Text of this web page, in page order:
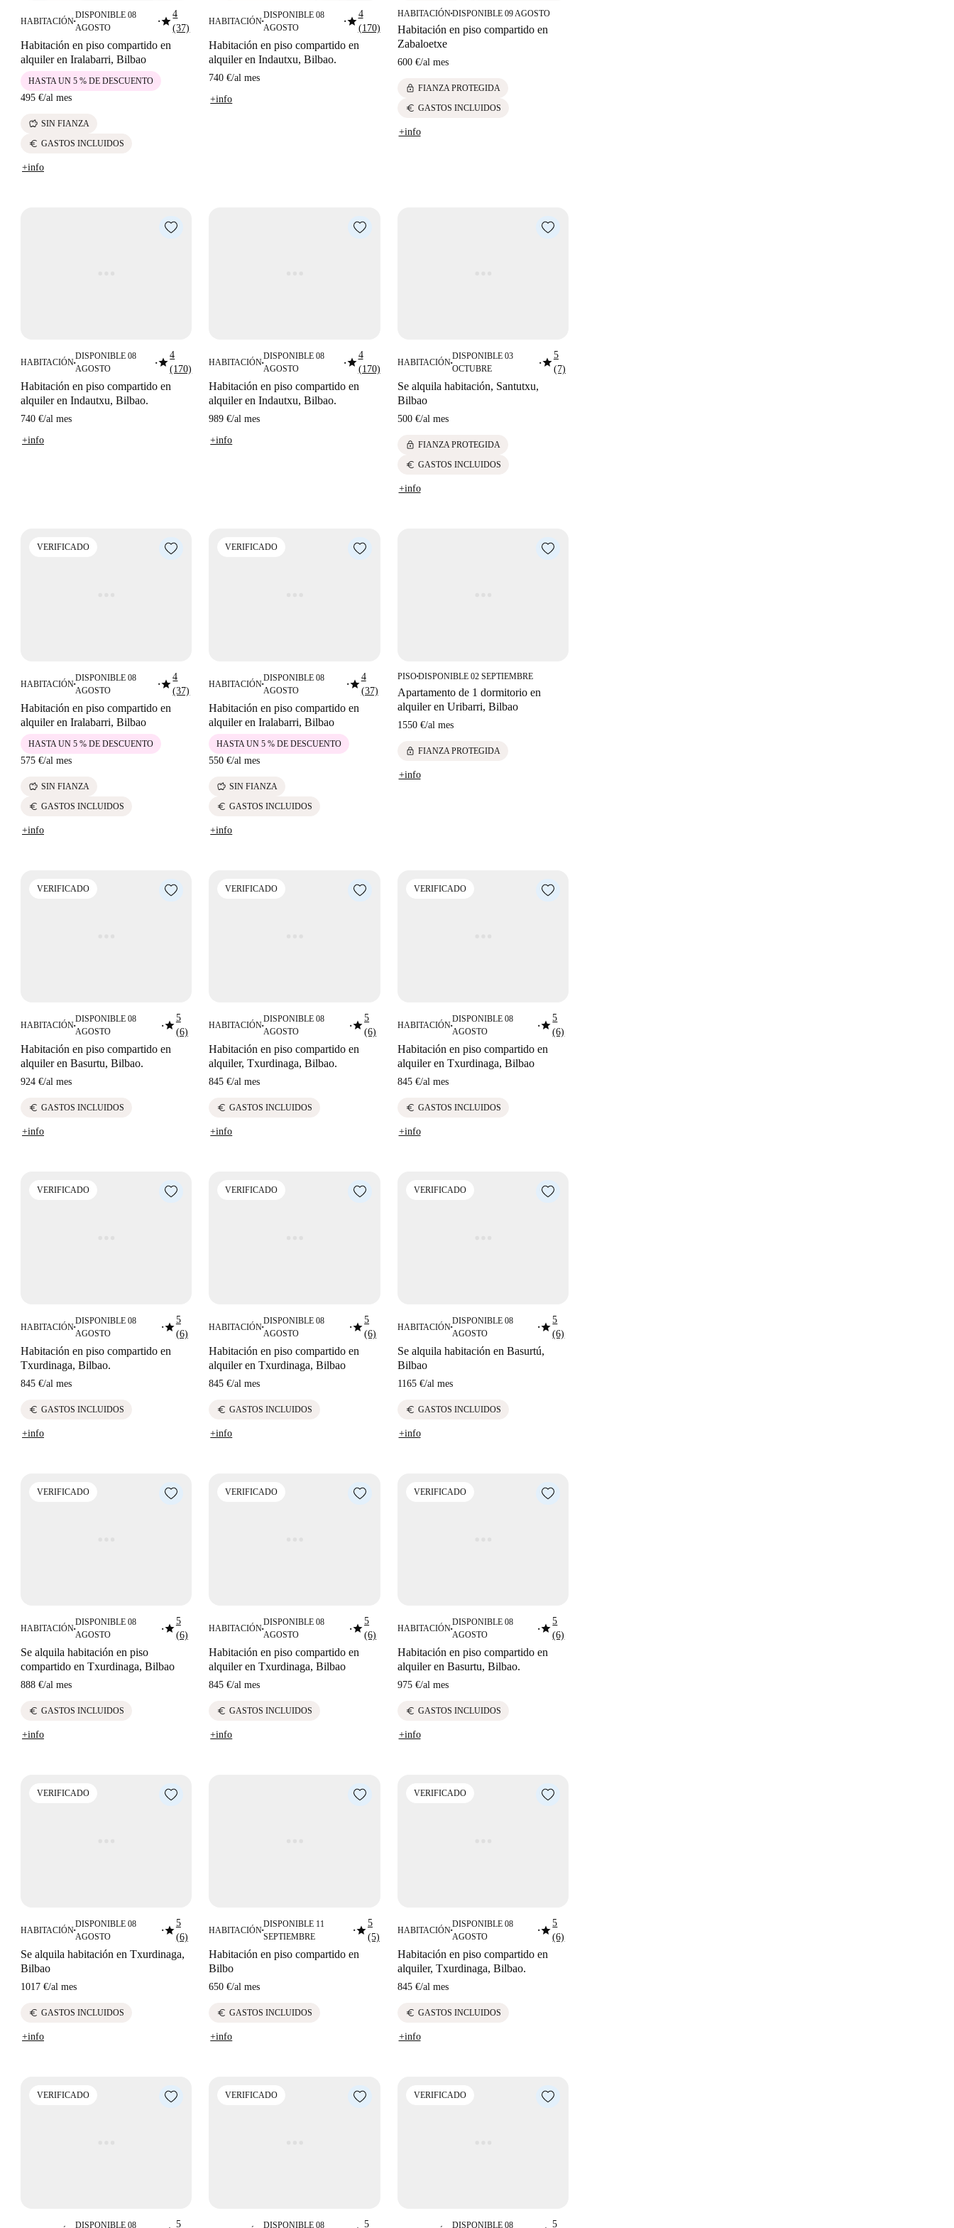
HABITACIÓN■
DISPONIBLE 08
AGOSTO
■star4
(37)
Habitación en piso compartido en
alquiler en Iralabarri, Bilbao
495 €/al mes
HASTA UN 5 % DE DESCUENTO
savings SIN FIANZA
euro GASTOS INCLUIDOS
+info
HABITACIÓN■
DISPONIBLE 08
AGOSTO
■star4
(170)
Habitación en piso compartido en
alquiler en Indautxu, Bilbao.
740 €/al mes
+info
HABITACIÓN■DISPONIBLE 09 AGOSTO
Habitación en piso compartido en
Zabaloetxe
600 €/al mes
lock FIANZA PROTEGIDA
euro GASTOS INCLUIDOS
+info
HABITACIÓN■
DISPONIBLE 08
AGOSTO
■star4
(170)
Habitación en piso compartido en
alquiler en Indautxu, Bilbao.
740 €/al mes
+info
HABITACIÓN■
DISPONIBLE 08
AGOSTO
■star4
(170)
Habitación en piso compartido en
alquiler en Indautxu, Bilbao.
989 €/al mes
+info
HABITACIÓN■
DISPONIBLE 03
OCTUBRE
■star5
(7)
Se alquila habitación, Santutxu,
Bilbao
500 €/al mes
lock FIANZA PROTEGIDA
euro GASTOS INCLUIDOS
+info
VERIFICADO
HABITACIÓN■
DISPONIBLE 08
AGOSTO
■star4
(37)
Habitación en piso compartido en
alquiler en Iralabarri, Bilbao
575 €/al mes
HASTA UN 5 % DE DESCUENTO
savings SIN FIANZA
euro GASTOS INCLUIDOS
+info
VERIFICADO
HABITACIÓN■
DISPONIBLE 08
AGOSTO
■star4
(37)
Habitación en piso compartido en
alquiler en Iralabarri, Bilbao
550 €/al mes
HASTA UN 5 % DE DESCUENTO
savings SIN FIANZA
euro GASTOS INCLUIDOS
+info
PISO■DISPONIBLE 02 SEPTIEMBRE
Apartamento de 1 dormitorio en
alquiler en Uribarri, Bilbao
1550 €/al mes
lock FIANZA PROTEGIDA
+info
VERIFICADO
HABITACIÓN■
DISPONIBLE 08
AGOSTO
■star5
(6)
Habitación en piso compartido en
alquiler en Basurtu, Bilbao.
924 €/al mes
euro GASTOS INCLUIDOS
+info
VERIFICADO
HABITACIÓN■
DISPONIBLE 08
AGOSTO
■star5
(6)
Habitación en piso compartido en
alquiler, Txurdinaga, Bilbao.
845 €/al mes
euro GASTOS INCLUIDOS
+info
VERIFICADO
HABITACIÓN■
DISPONIBLE 08
AGOSTO
■star5
(6)
Habitación en piso compartido en
alquiler en Txurdinaga, Bilbao
845 €/al mes
euro GASTOS INCLUIDOS
+info
VERIFICADO
HABITACIÓN■
DISPONIBLE 08
AGOSTO
■star5
(6)
Habitación en piso compartido en
Txurdinaga, Bilbao.
845 €/al mes
euro GASTOS INCLUIDOS
+info
VERIFICADO
HABITACIÓN■
DISPONIBLE 08
AGOSTO
■star5
(6)
Habitación en piso compartido en
alquiler en Txurdinaga, Bilbao
845 €/al mes
euro GASTOS INCLUIDOS
+info
VERIFICADO
HABITACIÓN■
DISPONIBLE 08
AGOSTO
■star5
(6)
Se alquila habitación en Basurtú,
Bilbao
1165 €/al mes
euro GASTOS INCLUIDOS
+info
VERIFICADO
HABITACIÓN■
DISPONIBLE 08
AGOSTO
■star5
(6)
Se alquila habitación en piso
compartido en Txurdinaga, Bilbao
888 €/al mes
euro GASTOS INCLUIDOS
+info
VERIFICADO
HABITACIÓN■
DISPONIBLE 08
AGOSTO
■star5
(6)
Habitación en piso compartido en
alquiler en Txurdinaga, Bilbao
845 €/al mes
euro GASTOS INCLUIDOS
+info
VERIFICADO
HABITACIÓN■
DISPONIBLE 08
AGOSTO
■star5
(6)
Habitación en piso compartido en
alquiler en Basurtu, Bilbao.
975 €/al mes
euro GASTOS INCLUIDOS
+info
VERIFICADO
HABITACIÓN■
DISPONIBLE 08
AGOSTO
■star5
(6)
Se alquila habitación en Txurdinaga,
Bilbao
1017 €/al mes
euro GASTOS INCLUIDOS
+info
HABITACIÓN■
DISPONIBLE 11
SEPTIEMBRE
■star5
(5)
Habitación en piso compartido en
Bilbo
650 €/al mes
euro GASTOS INCLUIDOS
+info
VERIFICADO
HABITACIÓN■
DISPONIBLE 08
AGOSTO
■star5
(6)
Habitación en piso compartido en
alquiler, Txurdinaga, Bilbao.
845 €/al mes
euro GASTOS INCLUIDOS
+info
VERIFICADO
DISPONIBLE 08 5
VERIFICADO
DISPONIBLE 08 5
VERIFICADO
DISPONIBLE 08 5